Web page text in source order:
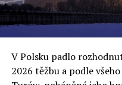
uvěří a nebudou se ptát
Ziemkiewicz, redaktor
dodal: „Když se
podařilo prodat na aukci
000 euro, bylo to
velký úspěch. Za vlády
V Polsku padlo
2026 těžbu a podle